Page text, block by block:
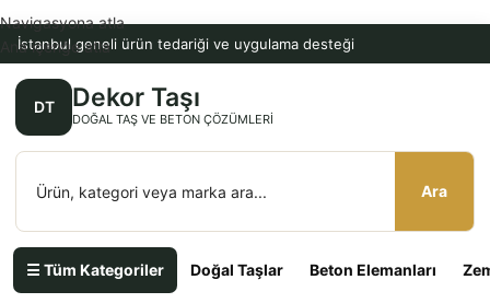
İstanbul geneli ürün tedariği ve uygulama desteği
DT Dekor Taşı
DOĞAL TAŞ VE BETON ÇÖZÜMLERI
Ara
☰ Tüm Kategoriler Doğal Taşlar Beton Elemanları
Navigasyona atla
Ana içeriğe atla